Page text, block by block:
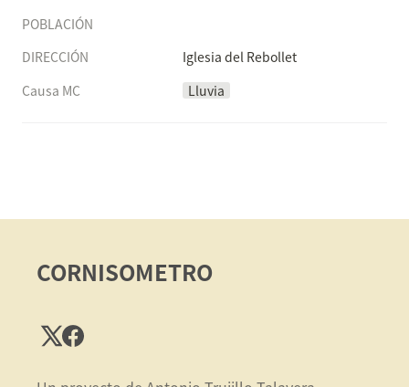
POBLACIÓN
DIRECCIÓN
Iglesia del Rebollet
Causa MC
Lluvia
CORNISOMETRO